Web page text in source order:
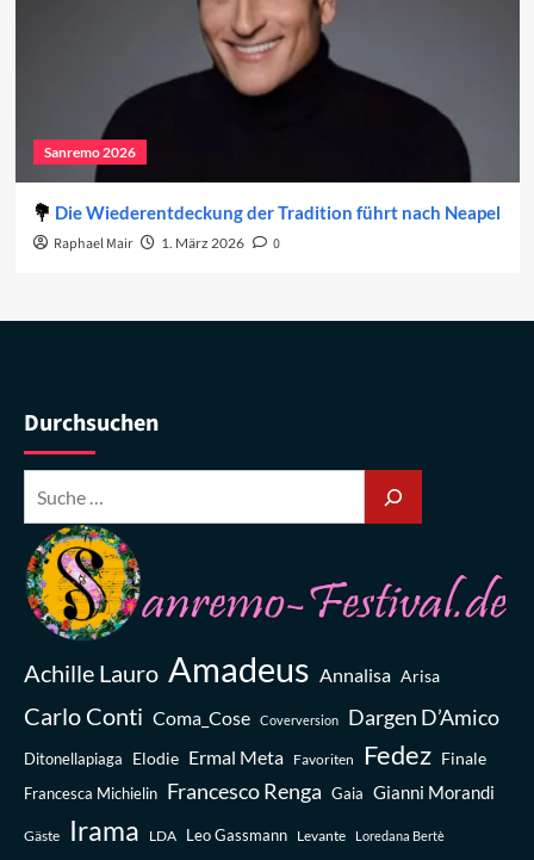
Sanremo 2026
Die Wiederentdeckung der Tradition führt nach Neapel
Raphael Mair 1. März 2026 0
Durchsuchen
Achille Lauro Amadeus Annalisa Arisa
Carlo Conti Coma_Cose Coverversion Dargen D’Amico
Ditonellapiaga Elodie Ermal Meta Favoriten Fedez Finale
Francesca Michielin Francesco Renga Gaia Gianni Morandi
Gäste Irama LDA Leo Gassmann Levante Loredana Bertè